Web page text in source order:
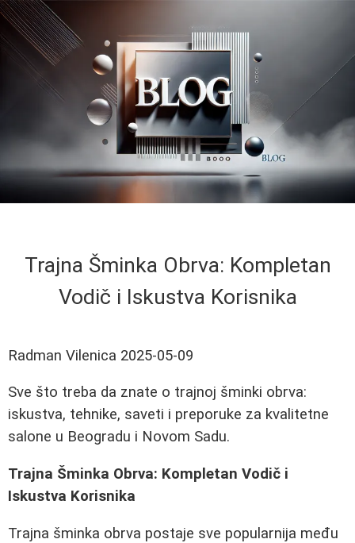
Trajna Šminka Obrva: Kompletan
Vodič i Iskustva Korisnika
Radman Vilenica 2025-05-09
Sve što treba da znate o trajnoj šminki obrva:
iskustva, tehnike, saveti i preporuke za kvalitetne
salone u Beogradu i Novom Sadu.
Trajna Šminka Obrva: Kompletan Vodič i
Iskustva Korisnika
Trajna šminka obrva postaje sve popularnija među